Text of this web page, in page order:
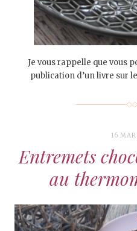
Je vous rappelle que vous
publication d’un livre sur
16
Entremets
au